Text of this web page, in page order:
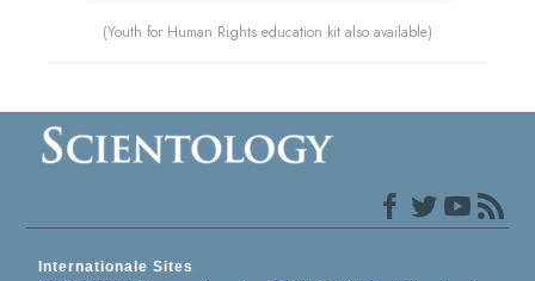
(Youth for Human Rights education kit also available)
Internationale Sites